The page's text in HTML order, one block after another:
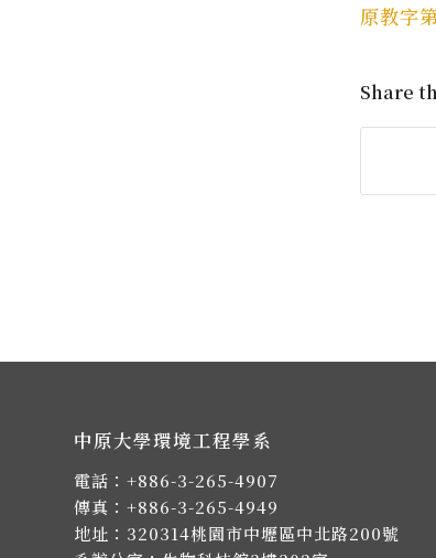
原教字
Share
中原大學環境工程學系
電話： +886-3-265-4907
傳真：+886-3-265-4949
地址： 320314桃園市中壢區中北路200號